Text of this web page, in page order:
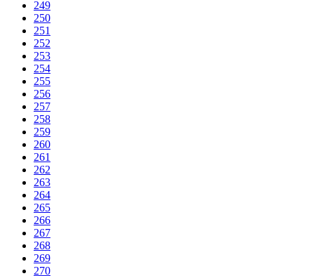
249
250
251
252
253
254
255
256
257
258
259
260
261
262
263
264
265
266
267
268
269
270